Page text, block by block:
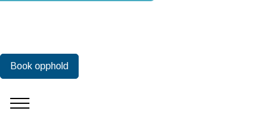
Book opphold